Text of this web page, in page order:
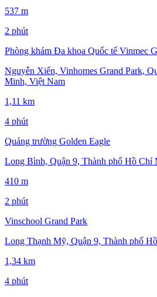
537 m
2 phút
Phòng khám Đa khoa Quốc tế Vinmec
Nguyễn Xiển, Vinhomes Grand Park,
Minh, Việt Nam
1,11 km
4 phút
Quảng trường Golden Eagle
Long Bình, Quận 9, Thành phố Hồ Chí
410 m
2 phút
Vinschool Grand Park
Long Thạnh Mỹ, Quận 9, Thành phố
1,34 km
4 phút